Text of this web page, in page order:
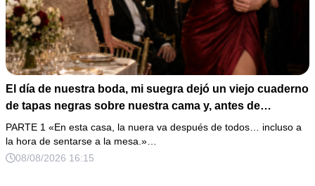
El día de nuestra boda, mi suegra dejó un viejo cuaderno
de tapas negras sobre nuestra cama y, antes de
marcharse, dijo: «En esta familia todos deben cumplir
una misma regla…».
PARTE 1 «En esta casa, la nuera va después de todos… incluso a
la hora de sentarse a la mesa.»…
08/08/2026 16:15